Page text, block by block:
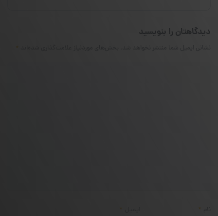
دیدگاهتان را بنویسید
*
*
*